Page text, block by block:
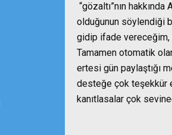
“gözaltı”nın
olduğunun söylendiği
gidip ifade vereceğim,
Tamamen otomatik
ertesi gün paylaştığı
desteğe çok teşekkür
kanıtlasalar çok